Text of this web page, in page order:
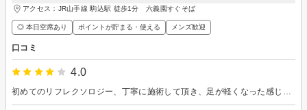
アクセス：JR山手線 駒込駅 徒歩1分 六義園すぐそば
◎ 本日空席あり ポイントが貯まる・使える メンズ歓迎
口コミ
4.0